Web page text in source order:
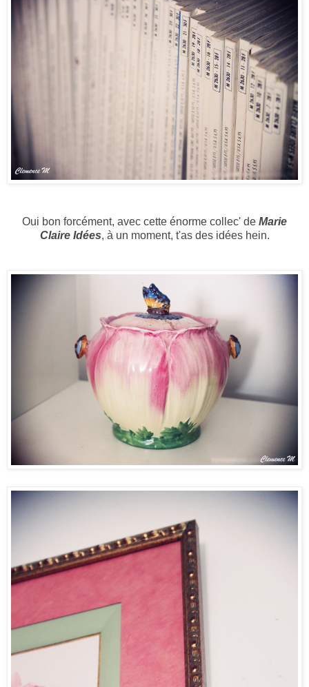
Oui bon forcément, avec cette énorme collec' de Marie
Claire Idées, à un moment, t'as des idées hein.